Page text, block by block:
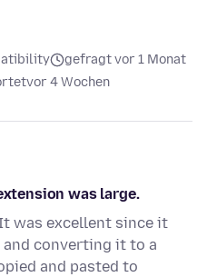
gefragt vor 1 Monat
vor 4 Wochen
was large.
was excellent since it
converting it to a
and pasted to